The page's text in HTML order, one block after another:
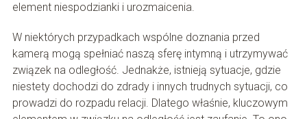
element niespodzianki i urozmaicenia.
W niektórych przypadkach wspólne doznania przed
kamerą mogą spełniać naszą sferę intymną i utrzymywać
związek na odległość. Jednakże, istnieją sytuacje, gdzie
niestety dochodzi do zdrady i innych trudnych sytuacji, co
prowadzi do rozpadu relacji. Dlatego właśnie, kluczowym